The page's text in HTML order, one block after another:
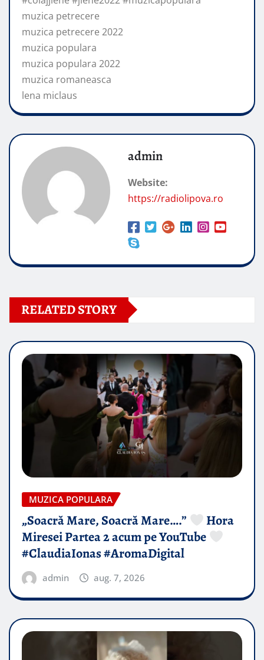
muzica petrecere
muzica petrecere 2022
muzica populara
muzica populara 2022
muzica romaneasca
lena miclaus
admin
Website:
https://radiolipova.ro
RELATED STORY
MUZICA POPULARA
„Soacră Mare, Soacră Mare….”
Hora
Miresei Partea 2 acum pe YouTube
#ClaudiaIonas #AromaDigital
admin aug. 7, 2026